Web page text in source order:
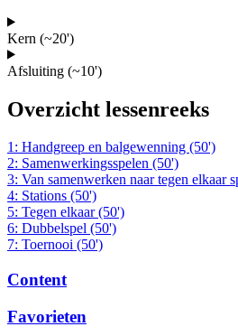
Kern (~20')
Afsluiting (~10')
Overzicht lessenreeks
1: Handgreep en balgewenning (50')
2: Samenwerkingsspelen (50')
3: Van samenwerken naar tegen elkaar
4: Stations (50')
5: Tegen elkaar (50')
6: Dubbelspel (50')
7: Toernooi (50')
Content
Favorieten